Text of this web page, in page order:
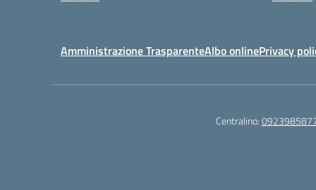
Amministrazione TrasparenteAlbo onlinePrivacy
Centralino: